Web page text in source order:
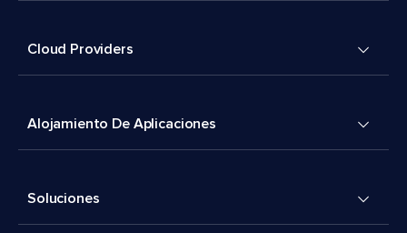
Cloud Providers
Alojamiento De Aplicaciones
Soluciones